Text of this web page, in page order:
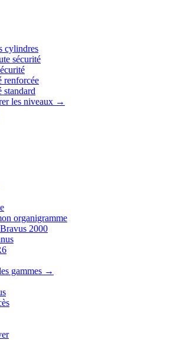
cylindres
sécurité
renforcée
standard
les niveaux →
organigramme
2000
gammes →